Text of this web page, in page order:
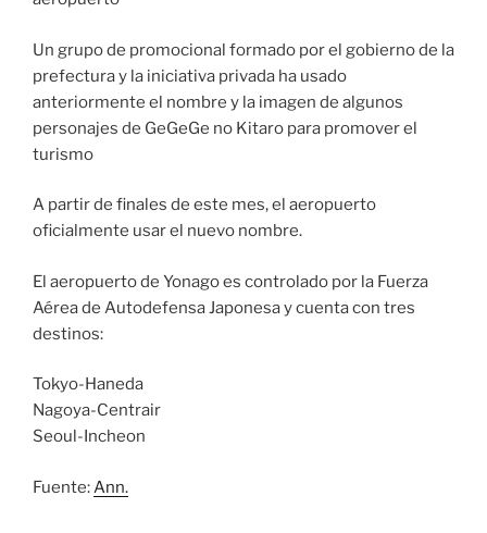
Un grupo de promocional formado por el gobierno de la
prefectura y la iniciativa privada ha usado
anteriormente el nombre y la imagen de algunos
personajes de GeGeGe no Kitaro para promover el
turismo
A partir de finales de este mes, el aeropuerto
oficialmente usar el nuevo nombre.
El aeropuerto de Yonago es controlado por la Fuerza
Aérea de Autodefensa Japonesa y cuenta con tres
destinos:
Tokyo-Haneda
Nagoya-Centrair
Seoul-Incheon
Fuente:Ann.